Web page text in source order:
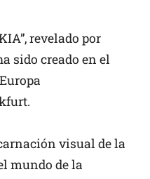
revelado por
sido creado en el
visual de la
mundo de la